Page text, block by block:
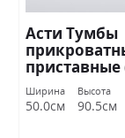
Асти Тумбы
приставные
Дуб крафт /
глянец
Ширина
50.0см
Высота
90.5см